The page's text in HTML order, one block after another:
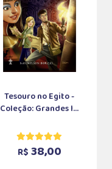
Tesouro no Egito -
Coleção: Grandes I...
R$ 38,00